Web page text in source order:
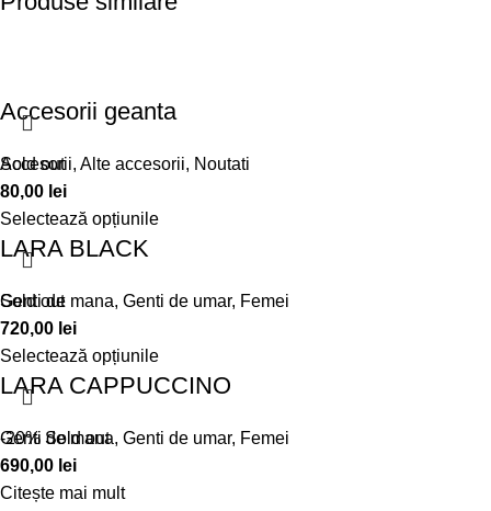
Accesorii geanta
Accesorii, Alte accesorii, Noutati
80,00 lei
Selectează opțiunile
Sold out
LARA BLACK
Genti de mana, Genti de umar, Femei
720,00 lei
Selectează opțiunile
Sold out
LARA CAPPUCCINO
Genti de mana, Genti de umar, Femei
690,00 lei
Citește mai mult
-20% Sold out